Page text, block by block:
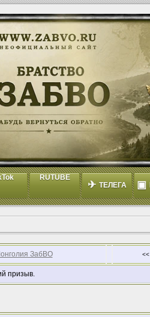
RUTUBE
✈ ТЕЛЕГА ▣
ЗабВО <<
призыв.